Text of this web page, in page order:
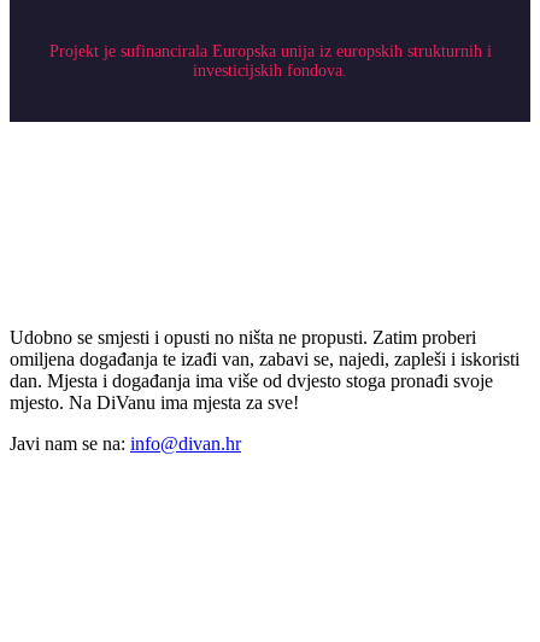
Projekt je sufinancirala Europska unija iz europskih strukturnih i
investicijskih fondova.
Udobno se smjesti i opusti no ništa ne propusti. Zatim proberi
omiljena događanja te izađi van, zabavi se, najedi, zapleši i iskoristi
dan. Mjesta i događanja ima više od dvjesto stoga pronađi svoje
mjesto. Na DiVanu ima mjesta za sve!
Javi nam se na: info@divan.hr